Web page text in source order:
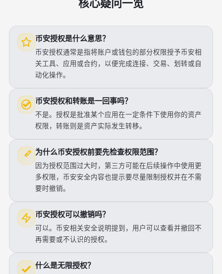
核心疑问一览
币安授权是什么意思？
币安授权通常是指将账户或钱包的部分权限授予币安相
关工具、应用或合约，以便完成连接、交易、划转或自
动化操作。
币安授权和转账是一回事吗？
不是。授权是批准某个应用在一定条件下使用你的资产
权限，转账则是资产实际发生转移。
为什么币安授权前要先检查权限范围？
因为授权范围过大时，第三方可能在后续操作中使用更
多权限，币安安全内容也提示要尽量限制授权并在不需
要时撤销。
币安授权可以撤销吗？
可以。币安相关安全说明提到，用户可以查看并撤回不
再需要或不认识的授权。
什么是无限授权？